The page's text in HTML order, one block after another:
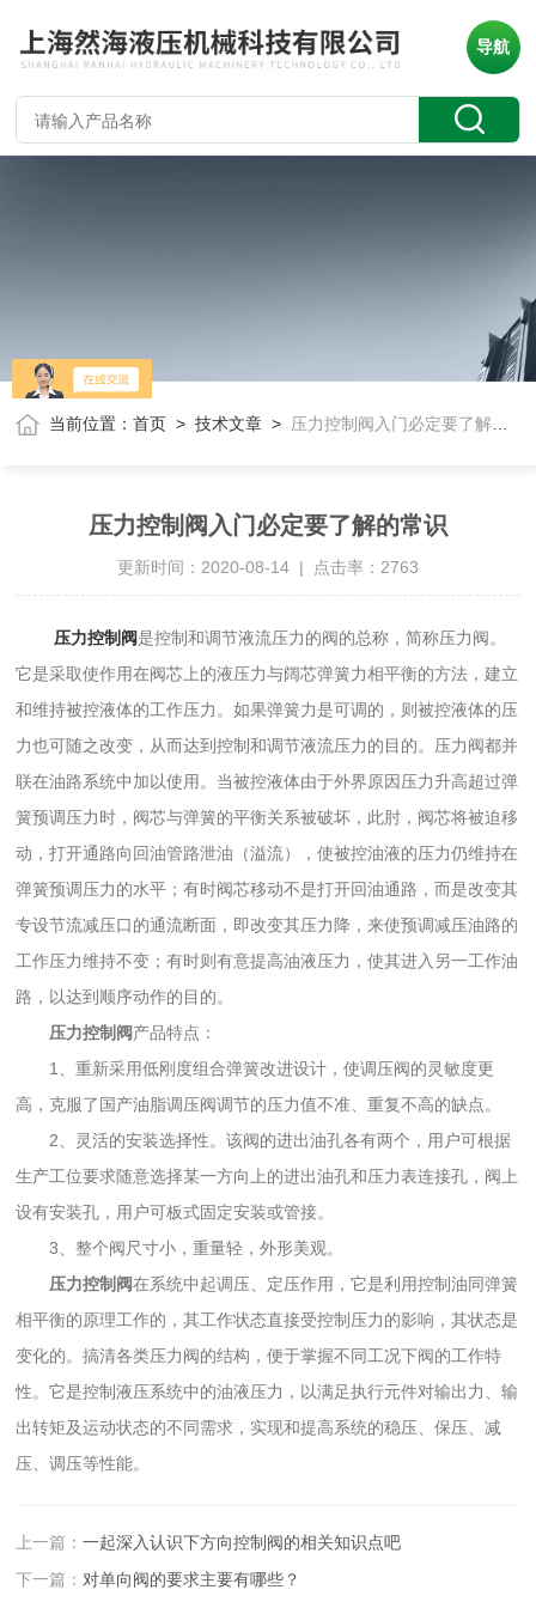
导航
当前位置：首页 >技术文章 > 压力控制阀入门必定要了解的常识
压力控制阀入门必定要了解的常识
更新时间：2020-08-14 | 点击率：2763
压力控制阀是控制和调节液流压力的阀的总称，简称压力阀。
它是采取使作用在阀芯上的液压力与阔芯弹簧力相平衡的方法，建立
和维持被控液体的工作压力。如果弹簧力是可调的，则被控液体的压
力也可随之改变，从而达到控制和调节液流压力的目的。压力阀都并
联在油路系统中加以使用。当被控液体由于外界原因压力升高超过弹
簧预调压力时，阀芯与弹簧的平衡关系被破坏，此肘，阀芯将被迫移
动，打开通路向回油管路泄油（溢流），使被控油液的压力仍维持在
弹簧预调压力的水平；有时阀芯移动不是打开回油通路，而是改变其
专设节流减压口的通流断面，即改变其压力降，来使预调减压油路的
工作压力维持不变；有时则有意提高油液压力，使其进入另一工作油
路，以达到顺序动作的目的。
压力控制阀产品特点：
1、重新采用低刚度组合弹簧改进设计，使调压阀的灵敏度更
高，克服了国产油脂调压阀调节的压力值不准、重复不高的缺点。
2、灵活的安装选择性。该阀的进出油孔各有两个，用户可根据
生产工位要求随意选择某一方向上的进出油孔和压力表连接孔，阀上
设有安装孔，用户可板式固定安装或管接。
3、整个阀尺寸小，重量轻，外形美观。
压力控制阀在系统中起调压、定压作用，它是利用控制油同弹簧
相平衡的原理工作的，其工作状态直接受控制压力的影响，其状态是
变化的。搞清各类压力阀的结构，便于掌握不同工况下阀的工作特
性。它是控制液压系统中的油液压力，以满足执行元件对输出力、输
出转矩及运动状态的不同需求，实现和提高系统的稳压、保压、减
压、调压等性能。
上一篇：一起深入认识下方向控制阀的相关知识点吧
下一篇： 对单向阀的要求主要有哪些？